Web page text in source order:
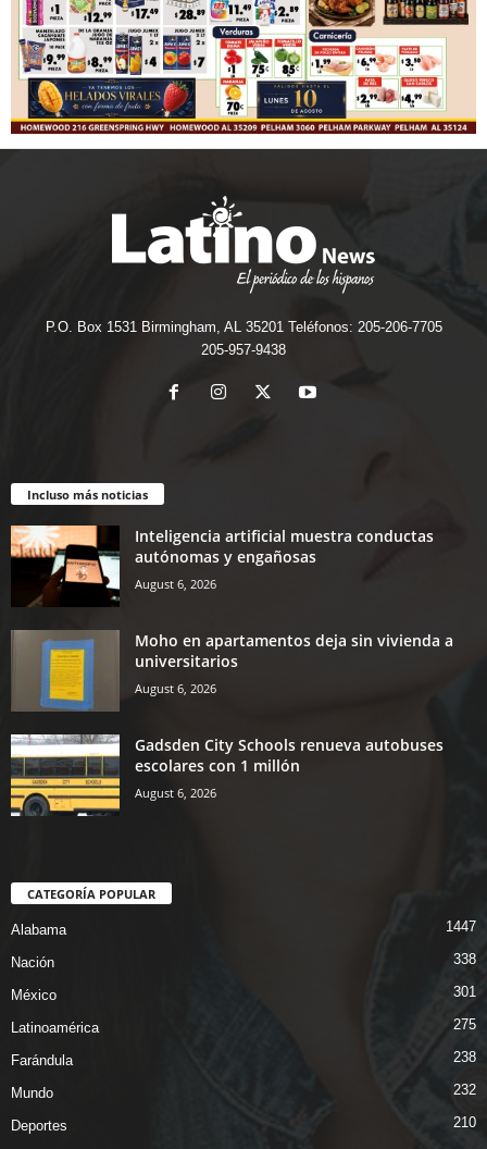
P.O. Box 1531 Birmingham, AL 35201 Teléfonos: 205-206-7705
205-957-9438
Incluso más noticias
Inteligencia artificial muestra conductas
autónomas y engañosas
August 6, 2026
Moho en apartamentos deja sin vivienda a
universitarios
August 6, 2026
Gadsden City Schools renueva autobuses
escolares con 1 millón
August 6, 2026
CATEGORÍA POPULAR
Alabama 1447
Nación 338
México 301
Latinoamérica 275
Farándula 238
Mundo 232
Deportes 210